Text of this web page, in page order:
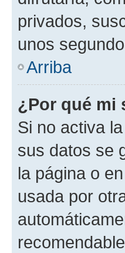
privados,
unos
Arriba
¿Por qué mi
Si no activa
sus datos se
la página o
usada por